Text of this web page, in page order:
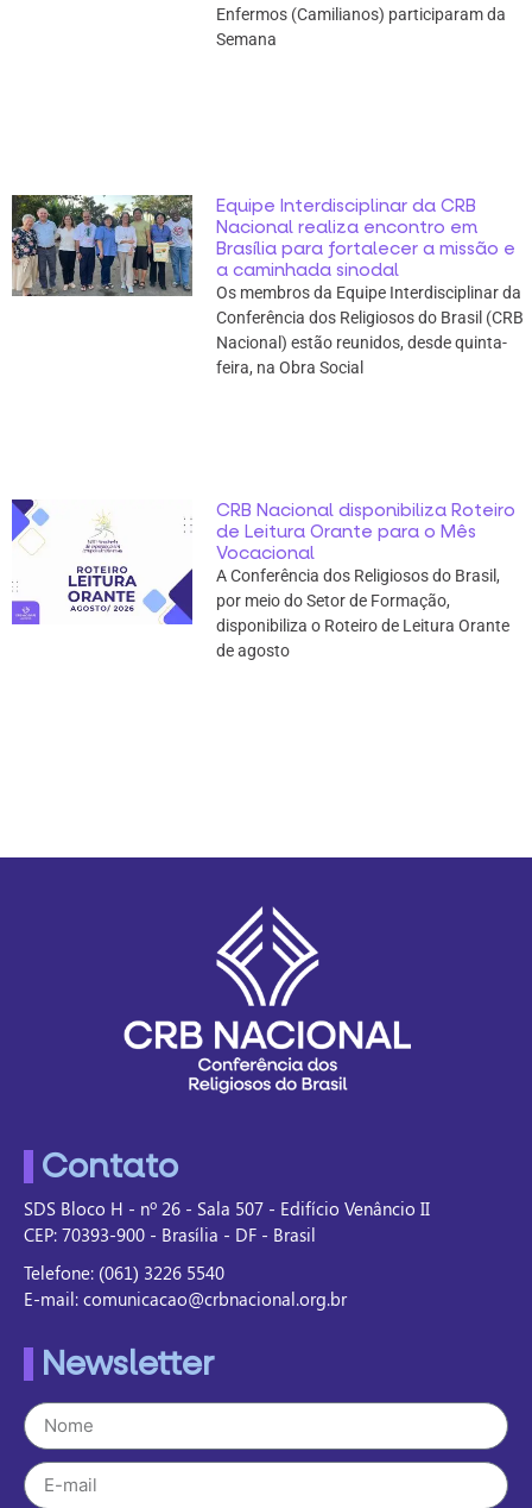
Enfermos (Camilianos) participaram da
Semana
Equipe Interdisciplinar da CRB
Nacional realiza encontro em
Brasília para fortalecer a missão e
a caminhada sinodal
Os membros da Equipe Interdisciplinar da
Conferência dos Religiosos do Brasil (CRB
Nacional) estão reunidos, desde quinta-
feira, na Obra Social
CRB Nacional disponibiliza Roteiro
de Leitura Orante para o Mês
Vocacional
A Conferência dos Religiosos do Brasil,
por meio do Setor de Formação,
disponibiliza o Roteiro de Leitura Orante
de agosto
Contato
SDS Bloco H - nº 26 - Sala 507 - Edifício Venâncio II
CEP: 70393-900 - Brasília - DF - Brasil
Telefone: (061) 3226 5540
E-mail: comunicacao@crbnacional.org.br
Newsletter